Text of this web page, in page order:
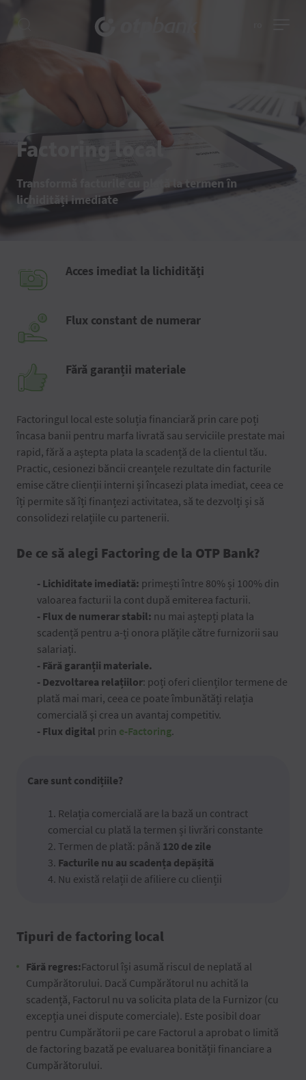
Factoring local
Transformă facturile cu plată la termen în
lichidități imediate
Acces imediat la lichidități
Flux constant de numerar
Fără garanții materiale
Factoringul local este soluția financiară prin care poți
încasa banii pentru marfa livrată sau serviciile prestate mai
rapid, fără a aștepta plata la scadență de la clientul tău.
Practic, cesionezi băncii creanțele rezultate din facturile
emise către clienții interni și încasezi plata imediat, ceea ce
îți permite să îți finanțezi activitatea, să te dezvolți și să
consolidezi relațiile cu partenerii.
De ce să alegi Factoring de la OTP Bank?
- Lichiditate imediată: primești între 80% și 100% din
valoarea facturii la cont după emiterea facturii.
- Flux de numerar stabil: nu mai aștepți plata la
scadență pentru a-ți onora plățile către furnizorii sau
salariați.
- Fără garanții materiale.
- Dezvoltarea relațiilor: poți oferi clienților termene de
plată mai mari, ceea ce poate îmbunătăți relația
comercială și crea un avantaj competitiv.
- Flux digital prin e-Factoring.
Care sunt condițiile?
1. Relația comercială are la bază un contract
comercial cu plată la termen și livrări constante
2. Termen de plată: până 120 de zile
3. Facturile nu au scadența depășită
4. Nu există relații de afiliere cu clienții
Tipuri de factoring local
Fără regres:Factorul își asumă riscul de neplată al
Cumpărătorului. Dacă Cumpărătorul nu achită la
scadență, Factorul nu va solicita plata de la Furnizor (cu
excepția unei dispute comerciale). Este posibil doar
pentru Cumpărătorii pe care Factorul a aprobat o limită
de factoring bazată pe evaluarea bonității financiare a
Cumpărătorului.